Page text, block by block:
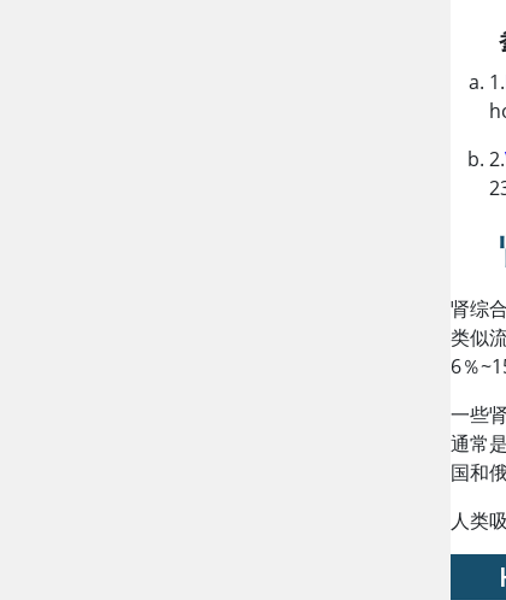
1.
2.
肾综
类似
6％
一些
通常
国和
人类